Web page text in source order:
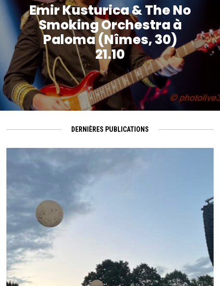
Emir Kusturica & The No
Smoking Orchestra à
Paloma (Nîmes, 30)
21.10
DERNIÈRES PUBLICATIONS